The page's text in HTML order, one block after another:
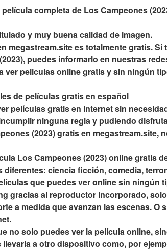
completa de Los Campeones
y muy buena calidad de imagen.
megastream.site es totalmente gratis. Si
puedes informarlo en nuestras
ver peliculas online gratis y sin ningún
de películas gratis en español
películas gratis en Internet sin
ninguna regla y pudiendo
(2023) gratis en megastream.site,
Los Campeones (2023) online gratis
ciencia ficción, comedia,
que puedes ver online sin ningún
gracias al reproductor incorporado,
a medida que avanzan las escenas. O
no solo puedes ver la película online,
a otro dispositivo como, por